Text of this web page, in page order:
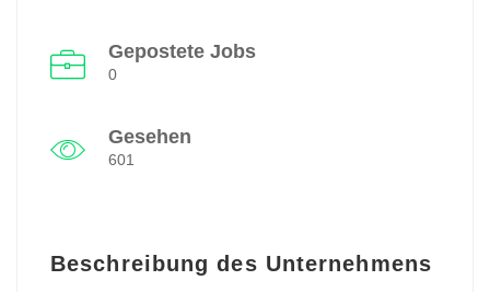
Gepostete Jobs
0
Gesehen
601
Beschreibung des Unternehmens